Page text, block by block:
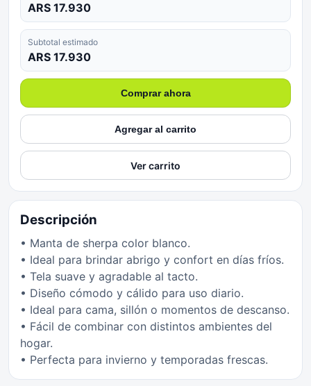
ARS 17.930
Subtotal estimado
ARS 17.930
Comprar ahora
Agregar al carrito
Ver carrito
Descripción
• Manta de sherpa color blanco.
• Ideal para brindar abrigo y confort en días fríos.
• Tela suave y agradable al tacto.
• Diseño cómodo y cálido para uso diario.
• Ideal para cama, sillón o momentos de descanso.
• Fácil de combinar con distintos ambientes del
hogar.
• Perfecta para invierno y temporadas frescas.